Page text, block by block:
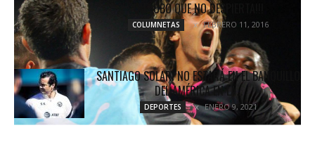
UN LOBO QUE NO DESPIERTA!!!
COLUMNETAS FEBRERO 11, 2016
SANTIAGO SOLARI NO ESTARÁ EN EL BANQUILLO
DEL AMÉRICA EN LA...
DEPORTES ENERO 9, 2021